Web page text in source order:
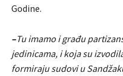
Godine.
–Tu imamo i građu
jedinicama, i koja su
formiraju sudovi u